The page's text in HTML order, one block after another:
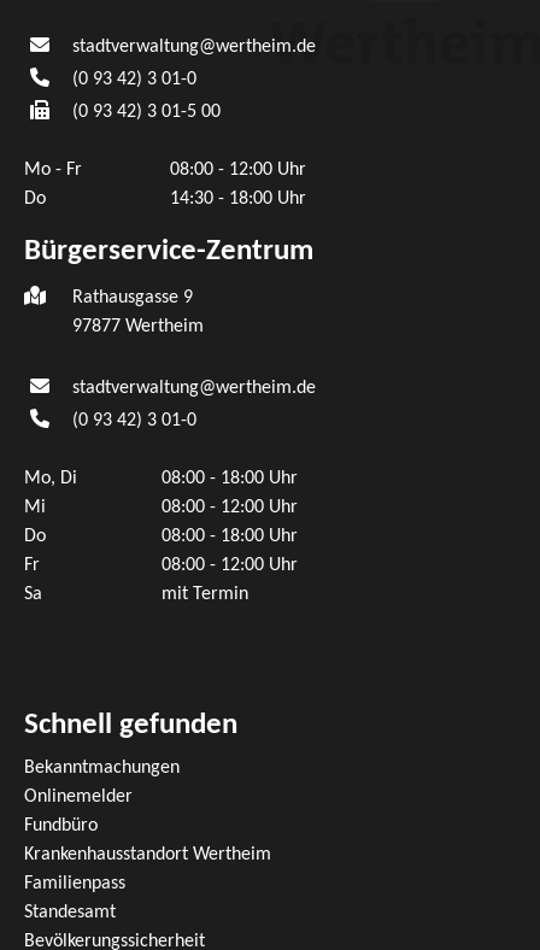
stadtverwaltung@wertheim.de
(0 93 42) 3 01-0
(0 93 42) 3 01-5 00
Mo - Fr
08:00 - 12:00 Uhr
Do
14:30 - 18:00 Uhr
Bürgerservice-Zentrum
Rathausgasse 9
97877 Wertheim
stadtverwaltung@wertheim.de
(0 93 42) 3 01-0
Mo, Di
08:00 - 18:00 Uhr
Mi
08:00 - 12:00 Uhr
Do
08:00 - 18:00 Uhr
Fr
08:00 - 12:00 Uhr
Sa
mit Termin
Schnell gefunden
Bekanntmachungen
Onlinemelder
Fundbüro
Krankenhausstandort Wertheim
Familienpass
Standesamt
Bevölkerungssicherheit